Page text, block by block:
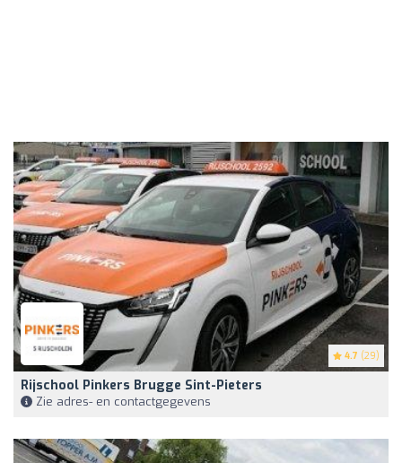
4.7 (29)
Rijschool Pinkers Brugge Sint-Pieters
Zie adres- en contactgegevens